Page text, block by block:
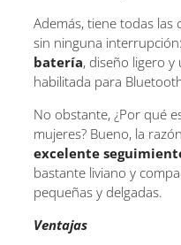
Además, tiene todas las
sin ninguna interrupción:
batería, diseño ligero
habilitada para
No obstante, ¿Por qué
mujeres? Bueno, la
excelente
bastante liviano y
pequeñas y delgadas.
Ventajas